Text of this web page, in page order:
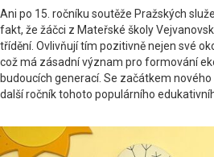
Ani po 15. ročníku soutěže Pražských
fakt, že žáčci z Mateřské školy
třídění. Ovlivňují tím pozitivně nejen své
což má zásadní význam pro formování
budoucích generací. Se začátkem
další ročník tohoto populárního